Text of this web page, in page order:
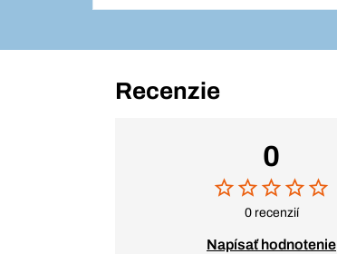
Recenzie
0
0 recenzií
Napísať hodnotenie